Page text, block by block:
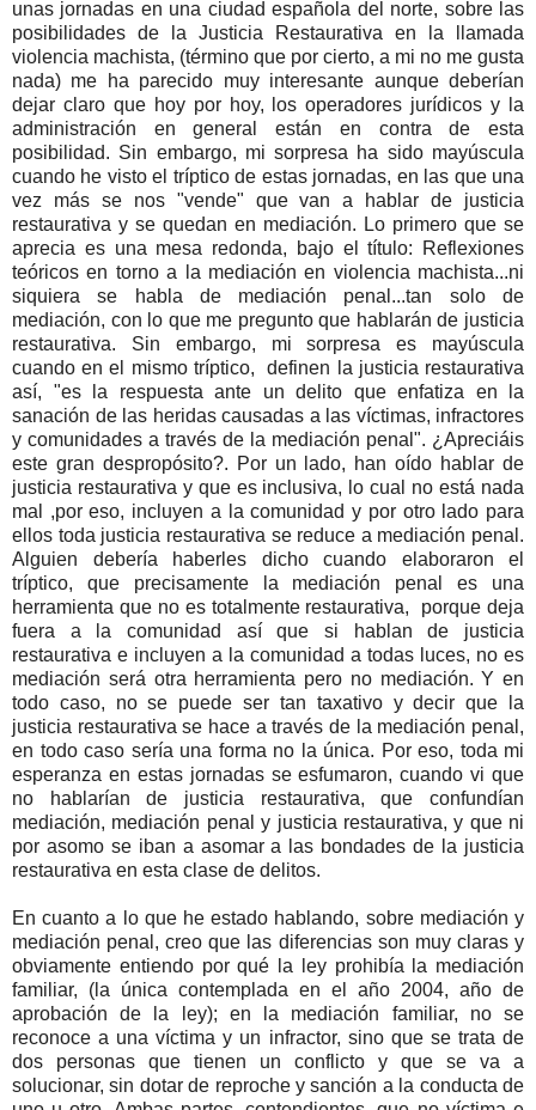
unas jornadas en una ciudad española del norte, sobre las
posibilidades de la Justicia Restaurativa en la llamada
violencia machista, (término que por cierto, a mi no me gusta
nada) me ha parecido muy interesante aunque deberían
dejar claro que hoy por hoy, los operadores jurídicos y la
administración en general están en contra de esta
posibilidad. Sin embargo, mi sorpresa ha sido mayúscula
cuando he visto el tríptico de estas jornadas, en las que una
vez más se nos "vende" que van a hablar de justicia
restaurativa y se quedan en mediación. Lo primero que se
aprecia es una mesa redonda, bajo el título: Reflexiones
teóricos en torno a la mediación en violencia machista...ni
siquiera se habla de mediación penal...tan solo de
mediación, con lo que me pregunto que hablarán de justicia
restaurativa. Sin embargo, mi sorpresa es mayúscula
cuando en el mismo tríptico, definen la justicia restaurativa
así, "es la respuesta ante un delito que enfatiza en la
sanación de las heridas causadas a las víctimas, infractores
y comunidades a través de la mediación penal". ¿Apreciáis
este gran despropósito?. Por un lado, han oído hablar de
justicia restaurativa y que es inclusiva, lo cual no está nada
mal ,por eso, incluyen a la comunidad y por otro lado para
ellos toda justicia restaurativa se reduce a mediación penal.
Alguien debería haberles dicho cuando elaboraron el
tríptico, que precisamente la mediación penal es una
herramienta que no es totalmente restaurativa, porque deja
fuera a la comunidad así que si hablan de justicia
restaurativa e incluyen a la comunidad a todas luces, no es
mediación será otra herramienta pero no mediación. Y en
todo caso, no se puede ser tan taxativo y decir que la
justicia restaurativa se hace a través de la mediación penal,
en todo caso sería una forma no la única. Por eso, toda mi
esperanza en estas jornadas se esfumaron, cuando vi que
no hablarían de justicia restaurativa, que confundían
mediación, mediación penal y justicia restaurativa, y que ni
por asomo se iban a asomar a las bondades de la justicia
restaurativa en esta clase de delitos.
En cuanto a lo que he estado hablando, sobre mediación y
mediación penal, creo que las diferencias son muy claras y
obviamente entiendo por qué la ley prohibía la mediación
familiar, (la única contemplada en el año 2004, año de
aprobación de la ley); en la mediación familiar, no se
reconoce a una víctima y un infractor, sino que se trata de
dos personas que tienen un conflicto y que se va a
solucionar, sin dotar de reproche y sanción a la conducta de